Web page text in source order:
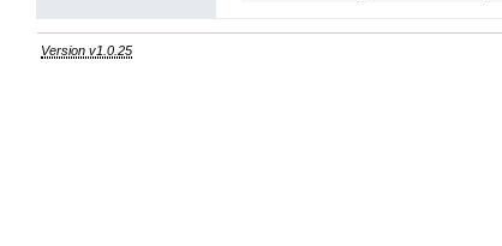
Version v1.0.25